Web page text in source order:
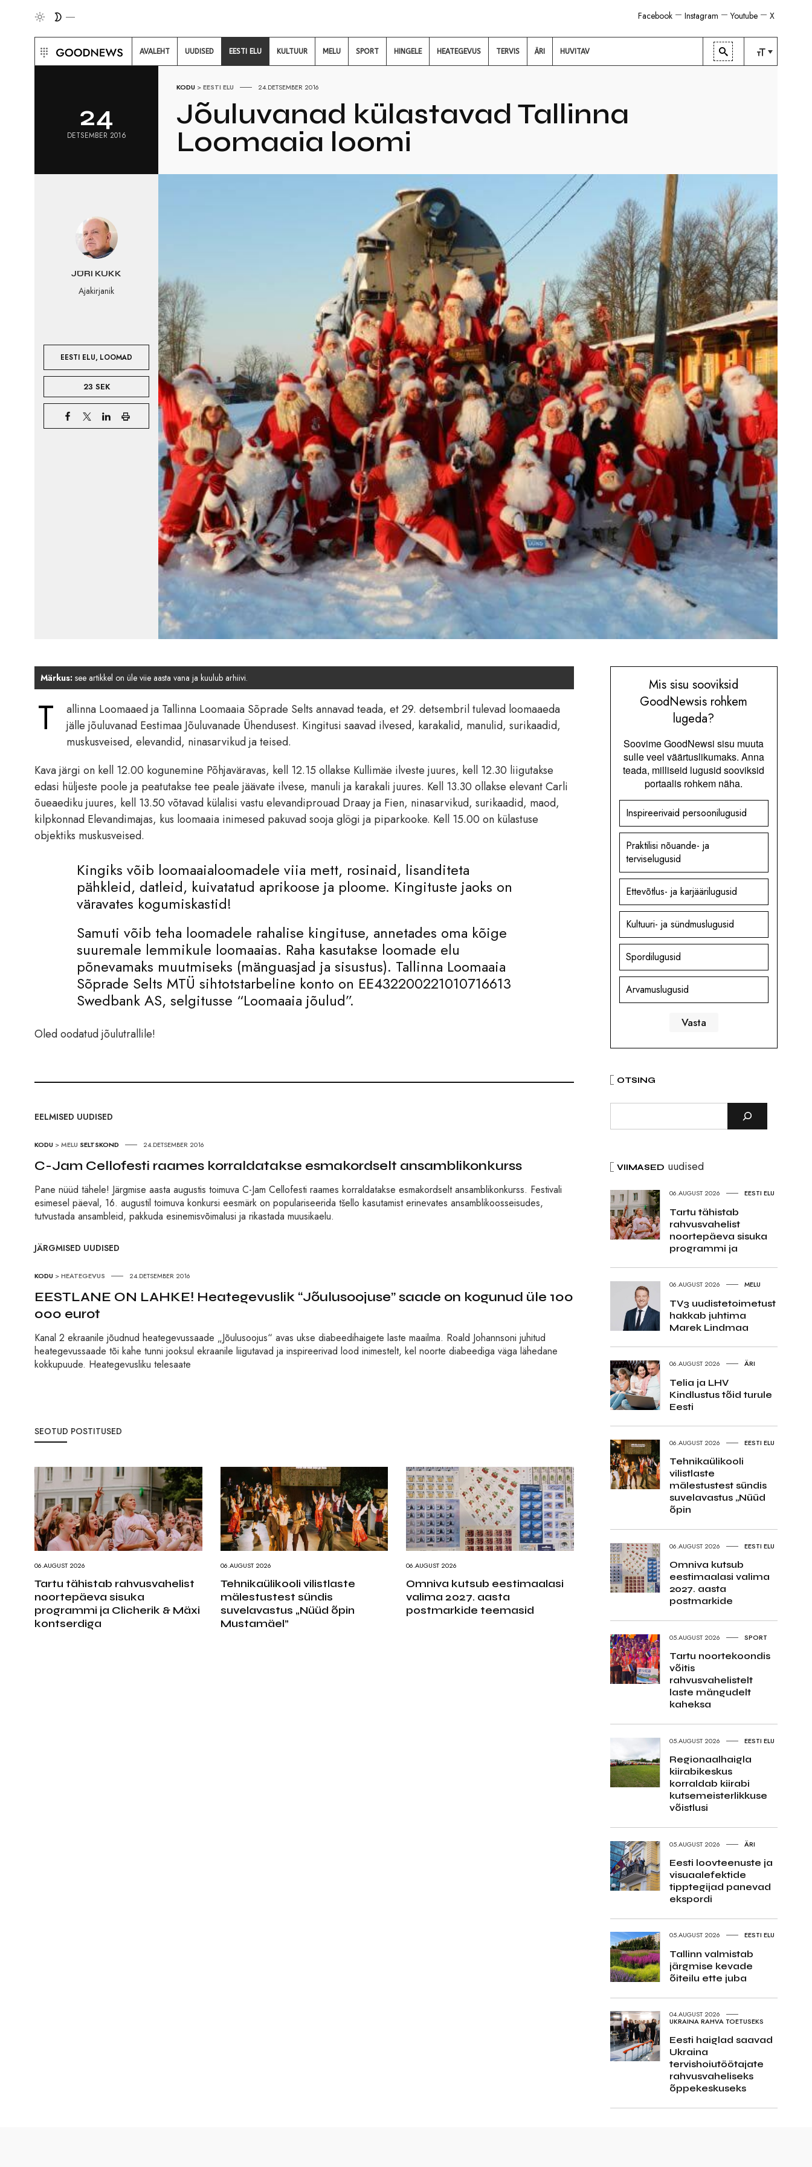
X
Youtube
Instagram
Facebook
AVALEHT UUDISED EESTI ELU KULTUUR MELU SPORT HINGELE HEATEGEVUS TERVIS ÄRI HUVITAV
24
DETSEMBER 2016
KODU >EESTI ELU 24.DETSEMBER 2016
Jõuluvanad külastavad Tallinna
Loomaaia loomi
JÜRI KUKK
Ajakirjanik
EESTI ELU, LOOMAD
23 SEK
Märkus: see artikkel on üle viie aasta vana ja kuulub arhiivi.
T
allinna Loomaaed ja Tallinna Loomaaia Sõprade Selts annavad teada, et 29. detsembril tulevad loomaaeda
jälle jõuluvanad Eestimaa Jõuluvanade Ühendusest. Kingitusi saavad ilvesed, karakalid, manulid, surikaadid,
muskusveised, elevandid, ninasarvikud ja teised.
Kava järgi on kell 12.00 kogunemine Põhjaväravas, kell 12.15 ollakse Kullimäe ilveste juures, kell 12.30 liigutakse
edasi hüljeste poole ja peatutakse tee peale jäävate ilvese, manuli ja karakali juures. Kell 13.30 ollakse elevant Carli
õueaediku juures, kell 13.50 võtavad külalisi vastu elevandiprouad Draay ja Fien, ninasarvikud, surikaadid, maod,
kilpkonnad Elevandimajas, kus loomaaia inimesed pakuvad sooja glögi ja piparkooke. Kell 15.00 on külastuse
objektiks muskusveised.
Kingiks võib loomaaialoomadele viia mett, rosinaid, lisanditeta
pähkleid, datleid, kuivatatud aprikoose ja ploome. Kingituste jaoks on
väravates kogumiskastid!
Samuti võib teha loomadele rahalise kingituse, annetades oma kõige
suuremale lemmikule loomaaias. Raha kasutakse loomade elu
põnevamaks muutmiseks (mänguasjad ja sisustus). Tallinna Loomaaia
Sõprade Selts MTÜ sihtotstarbeline konto on EE432200221010716613
Swedbank AS, selgitusse “Loomaaia jõulud”.
Oled oodatud jõulutrallile!
EELMISED UUDISED
KODU >MELU SELTSKOND 24.DETSEMBER 2016
C-Jam Cellofesti raames korraldatakse esmakordselt ansamblikonkurss
Pane nüüd tähele! Järgmise aasta augustis toimuva C-Jam Cellofesti raames korraldatakse esmakordselt ansamblikonkurss. Festivali
esimesel päeval, 16. augustil toimuva konkursi eesmärk on populariseerida tšello kasutamist erinevates ansamblikoosseisudes,
tutvustada ansambleid, pakkuda esinemisvõimalusi ja rikastada muusikaelu.
JÄRGMISED UUDISED
KODU >HEATEGEVUS 24.DETSEMBER 2016
EESTLANE ON LAHKE! Heategevuslik “Jõulusoojuse” saade on kogunud üle 100
000 eurot
Kanal 2 ekraanile jõudnud heategevussaade „Jõulusoojus“ avas ukse diabeedihaigete laste maailma. Roald Johannsoni juhitud
heategevussaade tõi kahe tunni jooksul ekraanile liigutavad ja inspireerivad lood inimestelt, kel noorte diabeediga väga lähedane
kokkupuude. Heategevusliku telesaate
SEOTUD POSTITUSED
06.AUGUST 2026
Tartu tähistab rahvusvahelist
noortepäeva sisuka
programmi ja Clicherik & Mäxi
kontserdiga
06.AUGUST 2026
Tehnikaülikooli vilistlaste
mälestustest sündis
suvelavastus „Nüüd õpin
Mustamäel”
06.AUGUST 2026
Omniva kutsub eestimaalasi
valima 2027. aasta
postmarkide teemasid
Mis sisu sooviksid
GoodNewsis rohkem
lugeda?
Soovime GoodNewsi sisu muuta
sulle veel väärtuslikumaks. Anna
teada, milliseid lugusid sooviksid
portaalis rohkem näha.
Inspireerivaid persoonilugusid
Praktilisi nõuande- ja
terviselugusid
Ettevõtlus- ja karjäärilugusid
Kultuuri- ja sündmuslugusid
Spordilugusid
Arvamuslugusid
OTSING
VIIMASED uudised
06.AUGUST 2026 EESTI ELU
Tartu tähistab
rahvusvahelist
noortepäeva sisuka
programmi ja
06.AUGUST 2026 MELU
TV3 uudistetoimetust
hakkab juhtima
Marek Lindmaa
06.AUGUST 2026 ÄRI
Telia ja LHV
Kindlustus tõid turule
Eesti
06.AUGUST 2026 EESTI ELU
Tehnikaülikooli
vilistlaste
mälestustest sündis
suvelavastus „Nüüd
õpin
06.AUGUST 2026 EESTI ELU
Omniva kutsub
eestimaalasi valima
2027. aasta
postmarkide
05.AUGUST 2026 SPORT
Tartu noortekoondis
võitis
rahvusvahelistelt
laste mängudelt
kaheksa
05.AUGUST 2026 EESTI ELU
Regionaalhaigla
kiirabikeskus
korraldab kiirabi
kutsemeisterlikkuse
võistlusi
05.AUGUST 2026 ÄRI
Eesti loovteenuste ja
visuaalefektide
tipptegijad panevad
ekspordi
05.AUGUST 2026 EESTI ELU
Tallinn valmistab
järgmise kevade
õiteilu ette juba
04.AUGUST 2026
UKRAINA RAHVA TOETUSEKS
Eesti haiglad saavad
Ukraina
tervishoiutöötajate
rahvusvaheliseks
õppekeskuseks